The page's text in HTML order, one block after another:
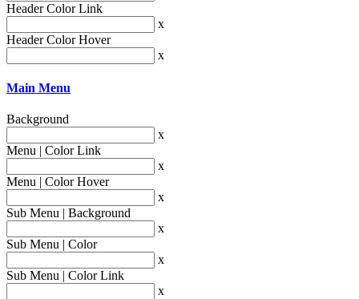
Header Color Link
x
Header Color Hover
x
Main Menu
Background
x
Menu | Color Link
x
Menu | Color Hover
x
Sub Menu | Background
x
Sub Menu | Color
x
Sub Menu | Color Link
x